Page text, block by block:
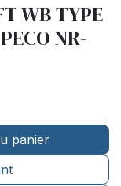
WB TYPE
NR-
panier